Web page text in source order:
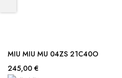
MIU MIU MU 04ZS 21C40O
245,00 €